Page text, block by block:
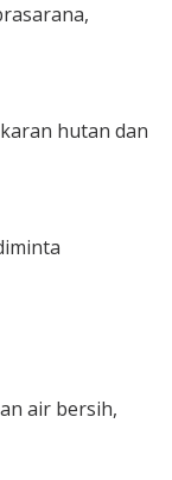
hutan dan
air bersih,